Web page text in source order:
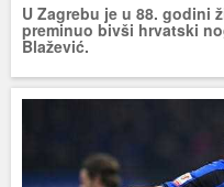
U Zagrebu je u 88. godini
preminuo bivši hrvatski
Blažević.